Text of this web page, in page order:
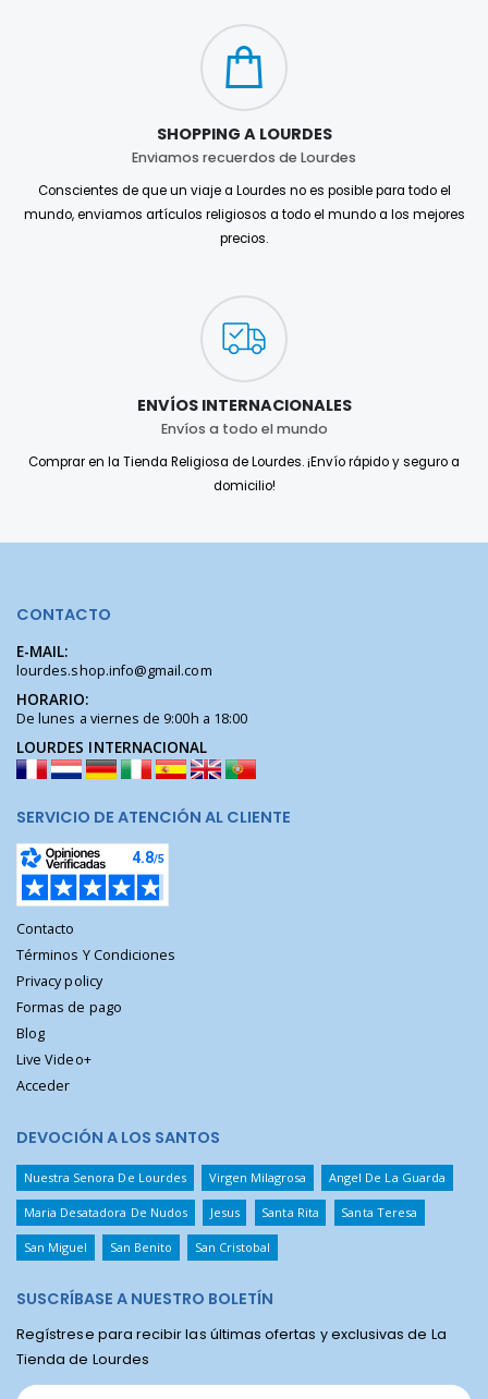
SHOPPING A LOURDES
Enviamos recuerdos de Lourdes
Conscientes de que un viaje a Lourdes no es posible para todo el
mundo, enviamos artículos religiosos a todo el mundo a los mejores
precios.
ENVÍOS INTERNACIONALES
Envíos a todo el mundo
Comprar en la Tienda Religiosa de Lourdes. ¡Envío rápido y seguro a
domicilio!
CONTACTO
E-MAIL:
lourdes.shop.info@gmail.com
HORARIO:
De lunes a viernes de 9:00h a 18:00
LOURDES INTERNACIONAL
SERVICIO DE ATENCIÓN AL CLIENTE
Contacto
Términos Y Condiciones
Privacy policy
Formas de pago
Blog
Live Video+
Acceder
DEVOCIÓN A LOS SANTOS
Nuestra Senora De Lourdes Virgen Milagrosa Angel De La Guarda
Maria Desatadora De Nudos Jesus Santa Rita Santa Teresa
San Miguel San Benito San Cristobal
SUSCRÍBASE A NUESTRO BOLETÍN
Regístrese para recibir las últimas ofertas y exclusivas de La
Tienda de Lourdes